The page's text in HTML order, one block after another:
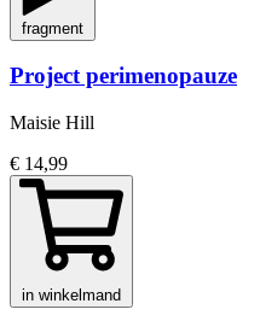
fragment
Project perimenopauze
Maisie Hill
€ 14,99
in winkelmand